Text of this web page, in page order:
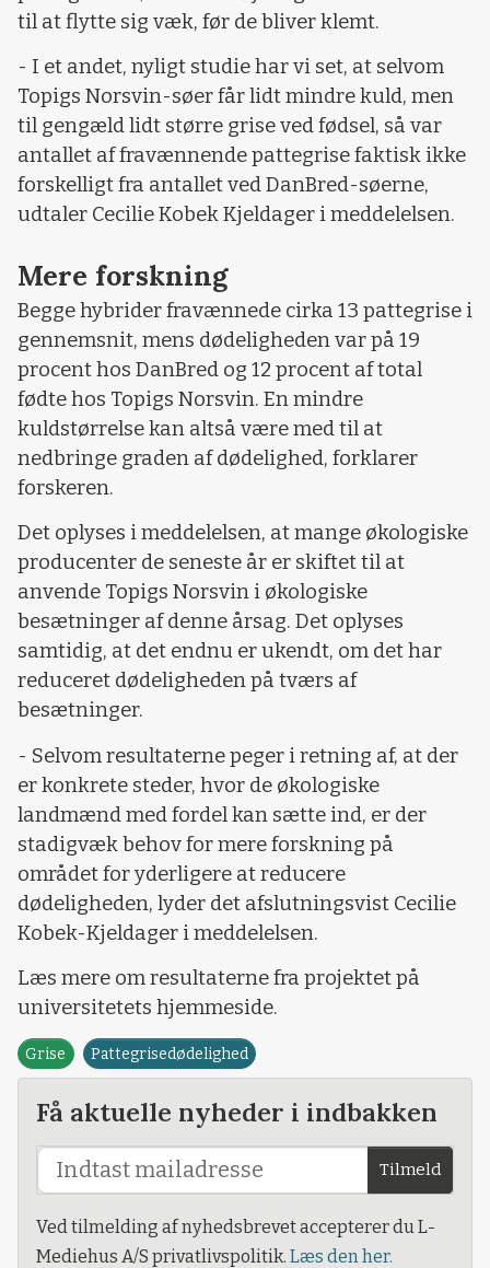
til at flytte sig væk, før de bliver klemt.
- I et andet, nyligt studie har vi set, at selvom
Topigs Norsvin-søer får lidt mindre kuld, men
til gengæld lidt større grise ved fødsel, så var
antallet af fravænnende pattegrise faktisk ikke
forskelligt fra antallet ved DanBred-søerne,
udtaler Cecilie Kobek Kjeldager i meddelelsen.
Mere forskning
Begge hybrider fravænnede cirka 13 pattegrise i
gennemsnit, mens dødeligheden var på 19
procent hos DanBred og 12 procent af total
fødte hos Topigs Norsvin. En mindre
kuldstørrelse kan altså være med til at
nedbringe graden af dødelighed, forklarer
forskeren.
Det oplyses i meddelelsen, at mange økologiske
producenter de seneste år er skiftet til at
anvende Topigs Norsvin i økologiske
besætninger af denne årsag. Det oplyses
samtidig, at det endnu er ukendt, om det har
reduceret dødeligheden på tværs af
besætninger.
- Selvom resultaterne peger i retning af, at der
er konkrete steder, hvor de økologiske
landmænd med fordel kan sætte ind, er der
stadigvæk behov for mere forskning på
området for yderligere at reducere
dødeligheden, lyder det afslutningsvist Cecilie
Kobek-Kjeldager i meddelelsen.
Læs mere om resultaterne fra projektet på
universitetets hjemmeside.
Grise Pattegrisedødelighed
Få aktuelle nyheder i indbakken
Tilmeld
Ved tilmelding af nyhedsbrevet accepterer du L-
Mediehus A/S privatlivspolitik. Læs den her.